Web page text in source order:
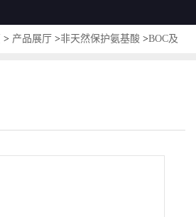
> 产品展厅 >非天然保护氨基酸 >BOC及